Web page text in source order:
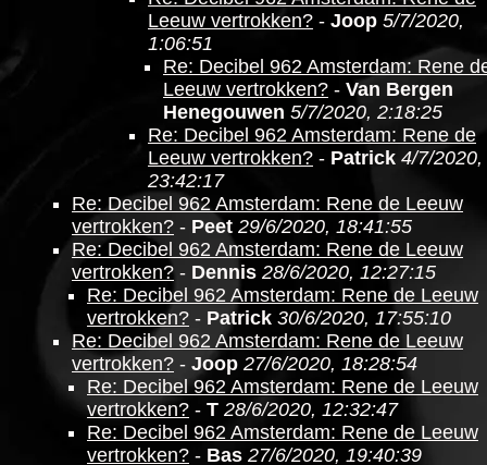
Leeuw vertrokken? - Joop 5/7/2020,
1:06:51
Re: Decibel 962 Amsterdam: Rene
Leeuw vertrokken? - Van Bergen
Henegouwen 5/7/2020, 2:18:25
Re: Decibel 962 Amsterdam: Rene de
Leeuw vertrokken? - Patrick 4/7/2020,
23:42:17
Re: Decibel 962 Amsterdam: Rene de Leeuw
vertrokken? - Peet 29/6/2020, 18:41:55
Re: Decibel 962 Amsterdam: Rene de Leeuw
vertrokken? - Dennis 28/6/2020, 12:27:15
Re: Decibel 962 Amsterdam: Rene de Leeuw
vertrokken? - Patrick 30/6/2020, 17:55:10
Re: Decibel 962 Amsterdam: Rene de Leeuw
vertrokken? - Joop 27/6/2020, 18:28:54
Re: Decibel 962 Amsterdam: Rene de Leeuw
vertrokken? - T 28/6/2020, 12:32:47
Re: Decibel 962 Amsterdam: Rene de Leeuw
vertrokken? - Bas 27/6/2020, 19:40:39